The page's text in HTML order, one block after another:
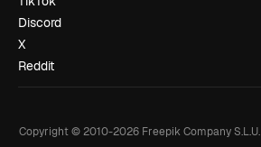
Discord
X
Reddit
Copyright © 2010-2026Freepik Company S.L.U.